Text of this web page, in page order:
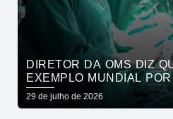
DIRETOR DA OMS DIZ
EXEMPLO MUNDIAL
SAÚDE
29 de julho de 2026